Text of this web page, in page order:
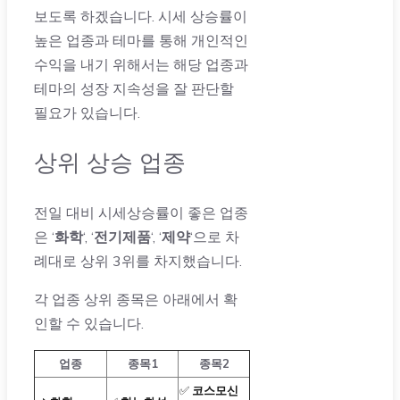
보도록 하겠습니다. 시세 상승률이
높은 업종과 테마를 통해 개인적인
수익을 내기 위해서는 해당 업종과
테마의 성장 지속성을 잘 판단할
필요가 있습니다.
상위 상승 업종
전일 대비 시세상승률이 좋은 업종
은 ‘화학‘, ‘전기제품‘, ‘제약‘으로 차
례대로 상위 3위를 차지했습니다.
각 업종 상위 종목은 아래에서 확
인할 수 있습니다.
업종 종목1 종목2
✅ 코스모신